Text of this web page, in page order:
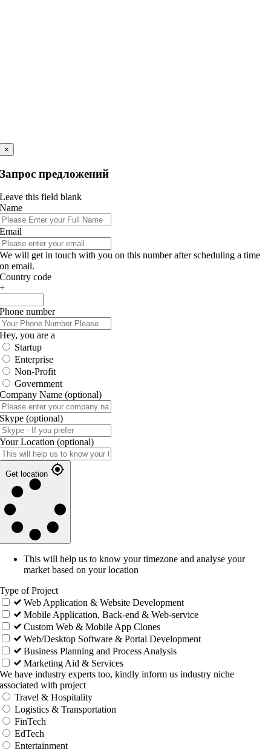
×
Запрос предложений
Leave this field blank
Name
Email
We will get in touch with you on this number after scheduling a time
on email.
Country code
+
Phone number
Hey, you are a
Startup
Enterprise
Non-Profit
Government
Company Name (optional)
Skype (optional)
Your Location (optional)
Get location
This will help us to know your timezone and analyse your
market based on your location
Type of Project
Web Application & Website Development
Mobile Application, Back-end & Web-service
Custom Web & Mobile App Clones
Web/Desktop Software & Portal Development
Business Planning and Process Analysis
Marketing Aid & Services
We have industry experts too, kindly inform us industry niche
associated with project
Travel & Hospitality
Logistics & Transportation
FinTech
EdTech
Entertainment